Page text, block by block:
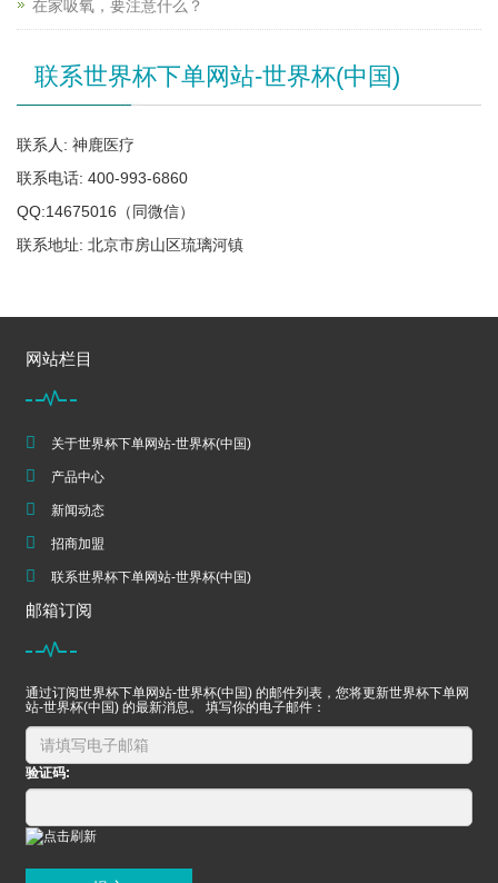
在家吸氧，要注意什么？
联系世界杯下单网站-世界杯(中国)
联系人: 神鹿医疗
联系电话: 400-993-6860
QQ:14675016（同微信）
联系地址: 北京市房山区琉璃河镇
网站栏目
关于世界杯下单网站-世界杯(中国)
产品中心
新闻动态
招商加盟
联系世界杯下单网站-世界杯(中国)
邮箱订阅
通过订阅世界杯下单网站-世界杯(中国) 的邮件列表，您将更新世界杯下单网
站-世界杯(中国) 的最新消息。 填写你的电子邮件：
验证码: